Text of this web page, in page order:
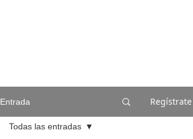
Entrada Regístrate
Todas las entradas